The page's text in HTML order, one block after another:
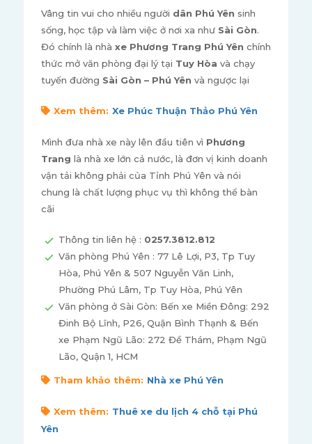
Vâng tin vui cho nhiều người dân Phú Yên sinh
sống, học tập và làm việc ở nơi xa như Sài Gòn.
Đó chính là nhà xe Phương Trang Phú Yên chính
thức mở văn phòng đại lý tại Tuy Hòa và chạy
tuyến đường Sài Gòn – Phú Yên và ngược lại
Xem thêm: Xe Phúc Thuận Thảo Phú Yên
Mình đưa nhà xe này lên đầu tiên vì Phương
Trang là nhà xe lớn cả nước, là đơn vị kinh doanh
vận tải không phải của Tỉnh Phú Yên và nói
chung là chất lượng phục vụ thì không thể bàn
cãi
Thông tin liên hệ : 0257.3812.812
Văn phòng Phú Yên : 77 Lê Lợi, P3, Tp Tuy
Hòa, Phú Yên & 507 Nguyễn Văn Linh,
Phường Phú Lâm, Tp Tuy Hòa, Phú Yên
Văn phòng ở Sài Gòn: Bến xe Miền Đông: 292
Đinh Bộ Lĩnh, P26, Quận Bình Thạnh & Bến
xe Phạm Ngũ Lão: 272 Đề Thám, Phạm Ngũ
Lão, Quận 1, HCM
Tham khảo thêm: Nhà xe Phú Yên
Xem thêm: Thuê xe du lịch 4 chỗ tại Phú
Yên